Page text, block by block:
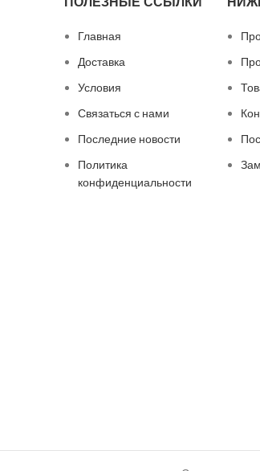
Главная
Доставка
Условия
Связаться с нами
Последние новости
Политика
конфиденциальности